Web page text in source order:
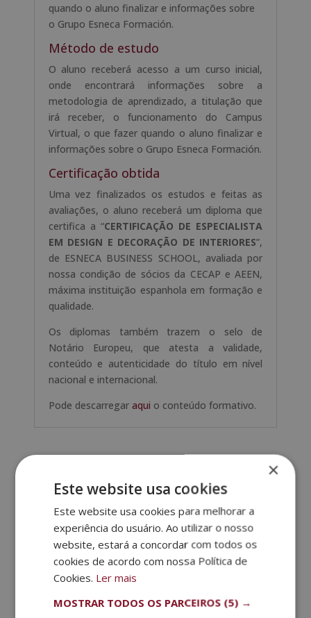
quando o aluno finalizar e informações sobre
o Grupo Esneca Formación.
Método de estudo
O aluno receberá acesso a um curso inicial,
onde encontrará informações sobre a
metodologia de aprendizado, a titulação que
irá receber, o funcionamento do Campus
Virtual, o que fazer quando o aluno finalizar e
informações sobre o Grupo Esneca Formación.
Certificação obtida
Uma vez finalizados os estudos e feitas as
avaliações, o aluno receberá um diploma que
certifica a “CERTIFICAÇÃO DE ESPECIALISTA
EM DESIGN E DECORAÇÃO DE INTERIORES”,
de ESNECA BUSINESS SCHOOL, avaliada por
nossa condição de sócios da CECAP e AEEN,
máxima instituição espanhola em formação e
qualidade.
Os diplomas também trazem o selo de
Notário Europeu, que atesta a validade,
conteúdo e autenticidade do título em nível
nacional e internacional.
Pode descarregar aqui o conteúdo formativo.
×
Este website usa cookies
Este website usa cookies para melhorar a
experiência do usuário. Ao utilizar o nosso
website, estará a concordar com todos os
cookies de acordo com nossa Política de
Cookies. Ler mais
MOSTRAR TODOS OS PARCEIROS (5) →